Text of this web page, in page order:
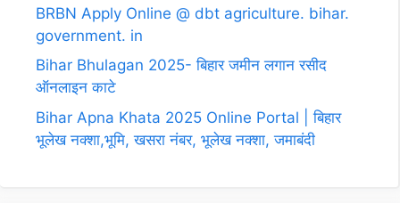
BRBN Apply Online @ dbt agriculture. bihar.
government. in
Bihar Bhulagan 2025- बिहार जमीन लगान रसीद
ऑनलाइन काटे
Bihar Apna Khata 2025 Online Portal | बिहार
भूलेख नक्शा,भूमि, खसरा नंबर, भूलेख नक्शा, जमाबंदी